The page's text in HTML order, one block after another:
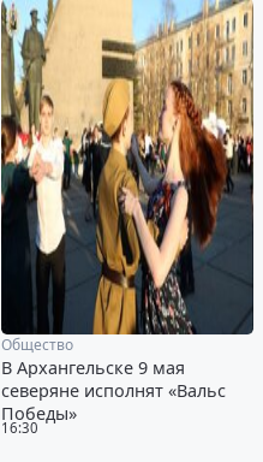
16:30
Общество
В Архангельске 9 мая
северяне исполнят «Вальс
Победы»